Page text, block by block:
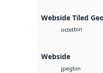
Webside Tiled
octetbin
Webside
jpegbin